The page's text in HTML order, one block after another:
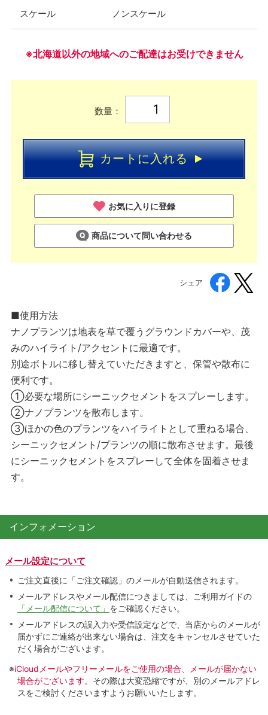
スケール ノンスケール
※北海道以外の地域へのご配達はお受けできません
数量：
カートに入れる
お気に入りに登録
商品について問い合わせる
シェア
■使用方法
ナノプランツは地表を草で覆うグラウンドカバーや、茂
みのハイライト/アクセントに最適です。
別途ボトルに移し替えていただきますと、保管や散布に
便利です。
①必要な場所にシーニックセメントをスプレーします。
②ナノプランツを散布します。
③ほかの色のプランツをハイライトとして重ねる場合、
シーニックセメント/プランツの順に散布させます。最後
にシーニックセメントをスプレーして全体を固着させま
す。
インフォメーション
メール設定について
ご注文直後に「ご注文確認」のメールが自動送信されます。
メールアドレスやメール配信につきましては、ご利用ガイドの
「メール配信について」 をご確認ください。
メールアドレスの誤入力や受信設定などで、当店からのメールが
届かずにご連絡が出来ない場合は、注文をキャンセルさせていた
だく場合がございます。
※iCloudメールやフリーメールをご使用の場合、メールが届かない
場合がございます。 その際は大変恐縮ですが、別のメールアドレ
スをご検討くださいますようお願いいたします。